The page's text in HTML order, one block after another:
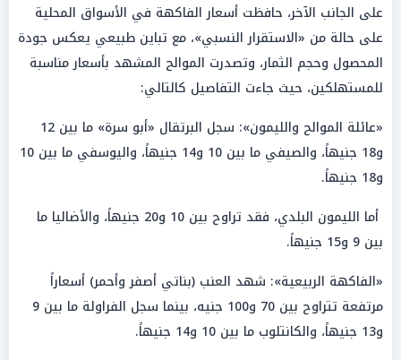
على الجانب الآخر، حافظت أسعار الفاكهة في الأسواق المحلية
على حالة من «الاستقرار النسبي»، مع تباين طبيعي يعكس جودة
المحصول وحجم الثمار، وتصدرت الموالح المشهد بأسعار مناسبة
للمستهلكين، حيث جاءت التفاصيل كالتالي:
«عائلة الموالح والليمون»: سجل البرتقال «أبو سرة» ما بين 12
و18 جنيهاً، والصيفي ما بين 10 و14 جنيهاً، واليوسفي ما بين 10
و18 جنيهاً.
أما الليمون البلدي، فقد تراوح بين 10 و20 جنيهاً، والأضاليا ما
بين 9 و15 جنيهاً.
«الفاكهة الربيعية»: شهد العنب (بناتي أصفر وأحمر) أسعاراً
مرتفعة تتراوح بين 70 و100 جنيه، بينما سجل الفراولة ما بين 9
و13 جنيهاً، والكانتلوب ما بين 10 و14 جنيهاً.